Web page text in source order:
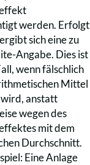
werden. Erfolgt
sich eine zu
Angabe. Dies ist
wenn fälschlich
Mittel
anstatt
wegen des
mit dem
Durchschnitt.
Eine Anlage